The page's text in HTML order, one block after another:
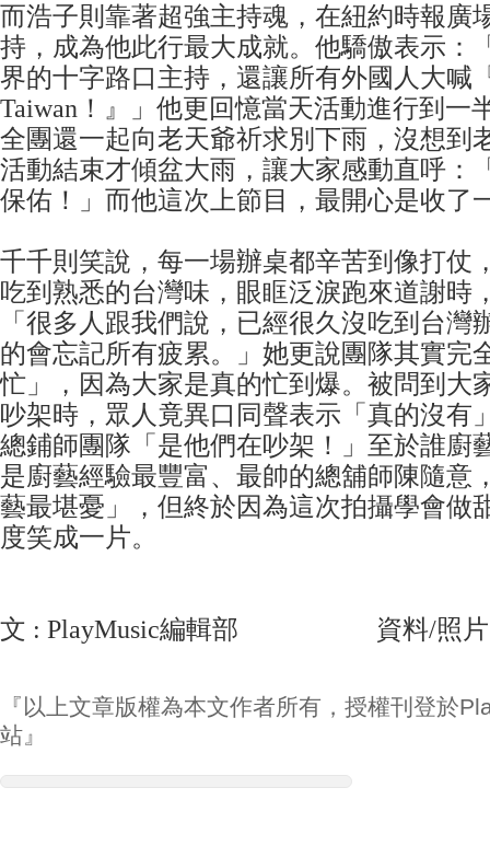
而浩子則靠著超強主持魂，在紐約時報廣
持，成為他此行最大成就。他驕傲表示：
界的十字路口主持，還讓所有外國人大喊
Taiwan！』」他更回憶當天活動進行到一
全團還一起向老天爺祈求別下雨，沒想到
活動結束才傾盆大雨，讓大家感動直呼：
保佑！」而他這次上節目，最開心是收了
千千則笑說，每一場辦桌都辛苦到像打仗
吃到熟悉的台灣味，眼眶泛淚跑來道謝時
「很多人跟我們說，已經很久沒吃到台灣
的會忘記所有疲累。」她更說團隊其實完
忙」，因為大家是真的忙到爆。被問到大
吵架時，眾人竟異口同聲表示「真的沒有
總鋪師團隊「是他們在吵架！」至於誰廚
是廚藝經驗最豐富、最帥的總舖師陳隨意
藝最堪憂」，但終於因為這次拍攝學會做
度笑成一片。
文 : PlayMusic編輯部 資料/照片
『以上文章版權為本文作者所有，授權刊登於
站』